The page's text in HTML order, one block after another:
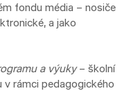
fondu média – nosiče
a jako
a výuky– školní
v rámci pedagogického